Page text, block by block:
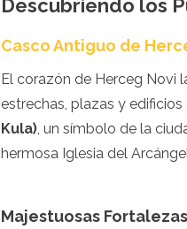
Kirguistán
Líbano
Maldivas
Mongolia
Myanmar
Omán
Arabia Saudita
Descubriendo los
Casco Antiguo de
El corazón de Herceg Novi
estrechas, plazas y
Kula), un símbolo de la
hermosa Iglesia del
Majestuosas